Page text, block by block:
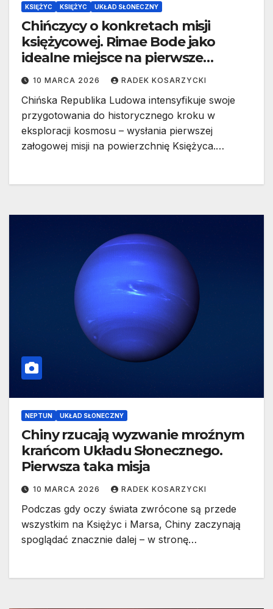
KSIĘŻYC KSIĘŻYC UKŁAD SŁONECZNY
Chińczycy o konkretach misji
księżycowej. Rimae Bode jako
idealne miejsce na pierwsze
lądowanie człowieka
10 MARCA 2026 RADEK KOSARZYCKI
Chińska Republika Ludowa intensyfikuje swoje
przygotowania do historycznego kroku w
eksploracji kosmosu – wysłania pierwszej
załogowej misji na powierzchnię Księżyca.…
NEPTUN UKŁAD SŁONECZNY
Chiny rzucają wyzwanie mroźnym
krańcom Układu Słonecznego.
Pierwsza taka misja
10 MARCA 2026 RADEK KOSARZYCKI
Podczas gdy oczy świata zwrócone są przede
wszystkim na Księżyc i Marsa, Chiny zaczynają
spoglądać znacznie dalej – w stronę…